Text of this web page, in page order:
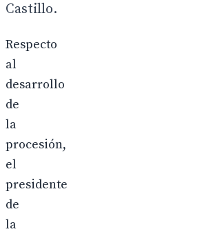
Castillo.
Respecto
al
desarrollo
de
la
procesión,
el
presidente
de
la